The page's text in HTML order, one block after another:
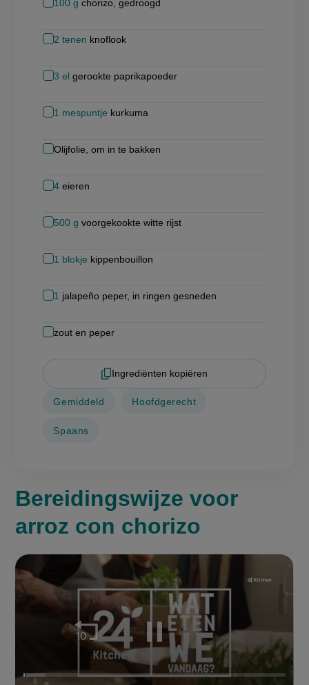
100 g chorizo, gedroogd
2 tenen knoflook
3 el gerookte paprikapoeder
1 mespuntje kurkuma
Olijfolie, om in te bakken
4 eieren
500 g voorgekookte witte rijst
1 blokje kippenbouillon
1 jalapeño peper, in ringen gesneden
zout en peper
Ingrediënten kopiëren
Gemiddeld Hoofdgerecht
Spaans
Bereidingswijze voor
arroz con chorizo